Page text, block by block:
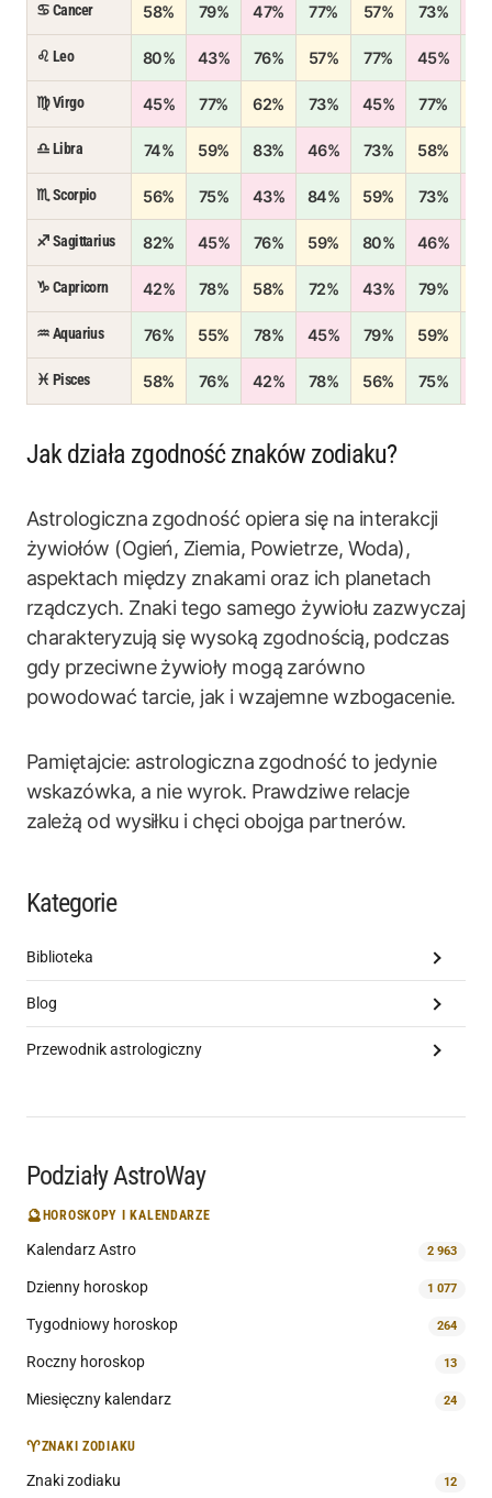
♋ Cancer 58% 79% 47% 77% 57% 73%
♌ Leo 80% 43% 76% 57% 77% 45%
♍ Virgo 45% 77% 62% 73% 45% 77%
♎ Libra 74% 59% 83% 46% 73% 58%
♏ Scorpio 56% 75% 43% 84% 59% 73%
♐ Sagittarius 82% 45% 76% 59% 80% 46%
♑ Capricorn 42% 78% 58% 72% 43% 79%
♒ Aquarius 76% 55% 78% 45% 79% 59%
♓ Pisces 58% 76% 42% 78% 56% 75%
Jak działa zgodność znaków zodiaku?
Astrologiczna zgodność opiera się na interakcji
żywiołów (Ogień, Ziemia, Powietrze, Woda),
aspektach między znakami oraz ich planetach
rządczych. Znaki tego samego żywiołu zazwyczaj
charakteryzują się wysoką zgodnością, podczas
gdy przeciwne żywioły mogą zarówno
powodować tarcie, jak i wzajemne wzbogacenie.
Pamiętajcie: astrologiczna zgodność to jedynie
wskazówka, a nie wyrok. Prawdziwe relacje
zależą od wysiłku i chęci obojga partnerów.
Kategorie
Biblioteka
Blog
Przewodnik astrologiczny
Podziały AstroWay
🔮HOROSKOPY I KALENDARZE
Kalendarz Astro 2 963
Dzienny horoskop 1 077
Tygodniowy horoskop 264
Roczny horoskop 13
Miesięczny kalendarz 24
♈ZNAKI ZODIAKU
Znaki zodiaku 12